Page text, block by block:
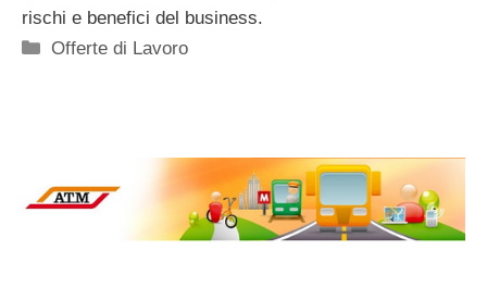
rischi e benefici del business.
Categorie
Offerte di Lavoro